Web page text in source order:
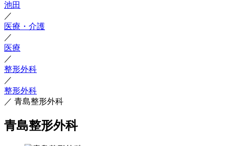
池田
／
医療・介護
／
医療
／
整形外科
／
整形外科
／ 青島整形外科
青島整形外科